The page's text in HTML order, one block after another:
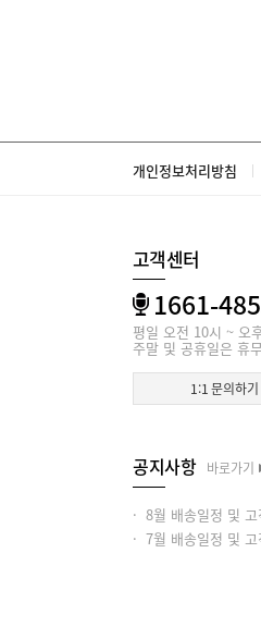
개인정보처리방침
고객센터
1661-
평일 오전 10시 ~ 오
주말 및 공휴일은 휴
1:1 문의하기
공지사항 바로가기
· 8월 배송일정 및
· 7월 배송일정 및